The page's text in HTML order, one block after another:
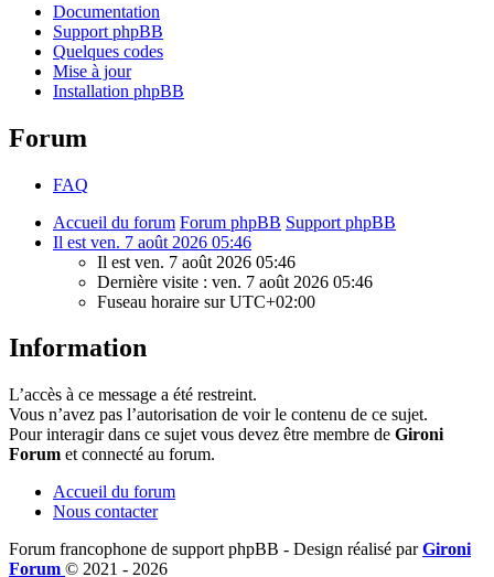
Documentation
Support phpBB
Quelques codes
Mise à jour
Installation phpBB
Forum
FAQ
Accueil du forum Forum phpBB Support phpBB
Il est ven. 7 août 2026 05:46
Il est ven. 7 août 2026 05:46
Dernière visite : ven. 7 août 2026 05:46
Fuseau horaire surUTC+02:00
Information
L’accès à ce message a été restreint.
Vous n’avez pas l’autorisation de voir le contenu de ce sujet.
Pour interagir dans ce sujet vous devez être membre de Gironi
Forum et connecté au forum.
Accueil du forum
Nous contacter
Forum francophone de support phpBB - Design réalisé parGironi
Forum © 2021 - 2026